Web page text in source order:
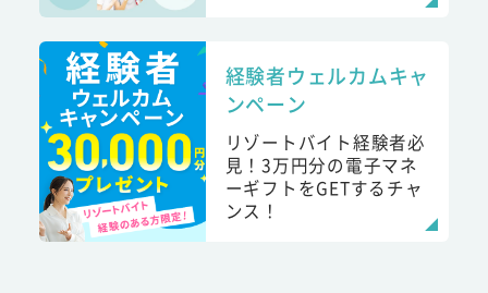
経験者ウェルカムキャ
ンペーン
リゾートバイト経験者必
見！3万円分の電子マネ
ーギフトをGETするチャ
ンス！